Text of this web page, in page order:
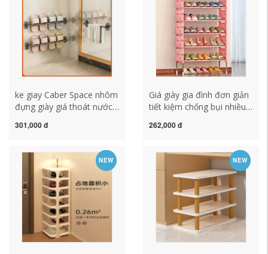
ke giay Caber Space nhôm
đựng giày giá thoát nước
phòng tắm Giá treo dép
phòng tắm kệ để giày dép
bán hàng kệ đựng giày
301,000 đ
Giá giày gia đình đơn giản
tiết kiệm chống bụi nhiều
xá đặt cửa tủ giày lưu trữ
inox kệ giày gỗ
262,000 đ
NEW NEW